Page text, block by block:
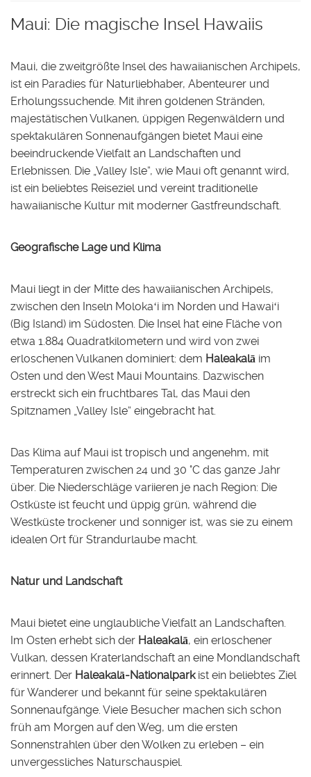
Maui: Die magische Insel Hawaiis
Maui, die zweitgrößte Insel des hawaiianischen Archipels,
ist ein Paradies für Naturliebhaber, Abenteurer und
Erholungssuchende. Mit ihren goldenen Stränden,
majestätischen Vulkanen, üppigen Regenwäldern und
spektakulären Sonnenaufgängen bietet Maui eine
beeindruckende Vielfalt an Landschaften und
Erlebnissen. Die „Valley Isle“, wie Maui oft genannt wird,
ist ein beliebtes Reiseziel und vereint traditionelle
hawaiianische Kultur mit moderner Gastfreundschaft.
Geografische Lage und Klima
Maui liegt in der Mitte des hawaiianischen Archipels,
zwischen den Inseln Molokaʻi im Norden und Hawaiʻi
(Big Island) im Südosten. Die Insel hat eine Fläche von
etwa 1.884 Quadratkilometern und wird von zwei
erloschenen Vulkanen dominiert: dem Haleakalā im
Osten und den West Maui Mountains. Dazwischen
erstreckt sich ein fruchtbares Tal, das Maui den
Spitznamen „Valley Isle“ eingebracht hat.
Das Klima auf Maui ist tropisch und angenehm, mit
Temperaturen zwischen 24 und 30 °C das ganze Jahr
über. Die Niederschläge variieren je nach Region: Die
Ostküste ist feucht und üppig grün, während die
Westküste trockener und sonniger ist, was sie zu einem
idealen Ort für Strandurlaube macht.
Natur und Landschaft
Maui bietet eine unglaubliche Vielfalt an Landschaften.
Im Osten erhebt sich der Haleakalā, ein erloschener
Vulkan, dessen Kraterlandschaft an eine Mondlandschaft
erinnert. Der Haleakalā-Nationalparkist ein beliebtes Ziel
für Wanderer und bekannt für seine spektakulären
Sonnenaufgänge. Viele Besucher machen sich schon
früh am Morgen auf den Weg, um die ersten
Sonnenstrahlen über den Wolken zu erleben – ein
unvergessliches Naturschauspiel.